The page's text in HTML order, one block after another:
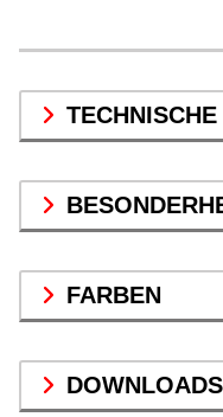
FARBEN
DOWNLOADS